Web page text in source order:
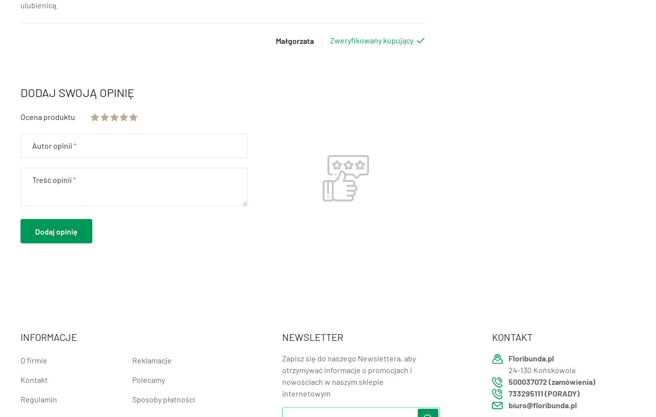
ulubienicą.
Małgorzata Zweryfikowany kupujący
DODAJ SWOJĄ OPINIĘ
Ocena produktu
Autor opinii
Treść opinii
Dodaj opinię
INFORMACJE
O firmie
Kontakt
Regulamin
Reklamacje
Polecamy
Sposoby płatności
NEWSLETTER
Zapisz się do naszego Newslettera, aby
otrzymywać informacje o promocjach i
nowościach w naszym sklepie
internetowym
KONTAKT
Floribunda.pl
24-130 Końskowola
500037072 (zamówienia)
733295111 (PORADY)
biuro@floribunda.pl